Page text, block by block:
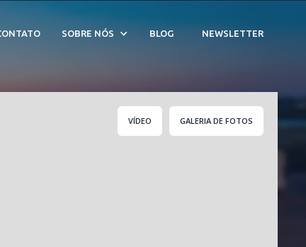
SOBRE NÓS BLOG NEWSLETTER
VÍDEO GALERIA DE FOTOS